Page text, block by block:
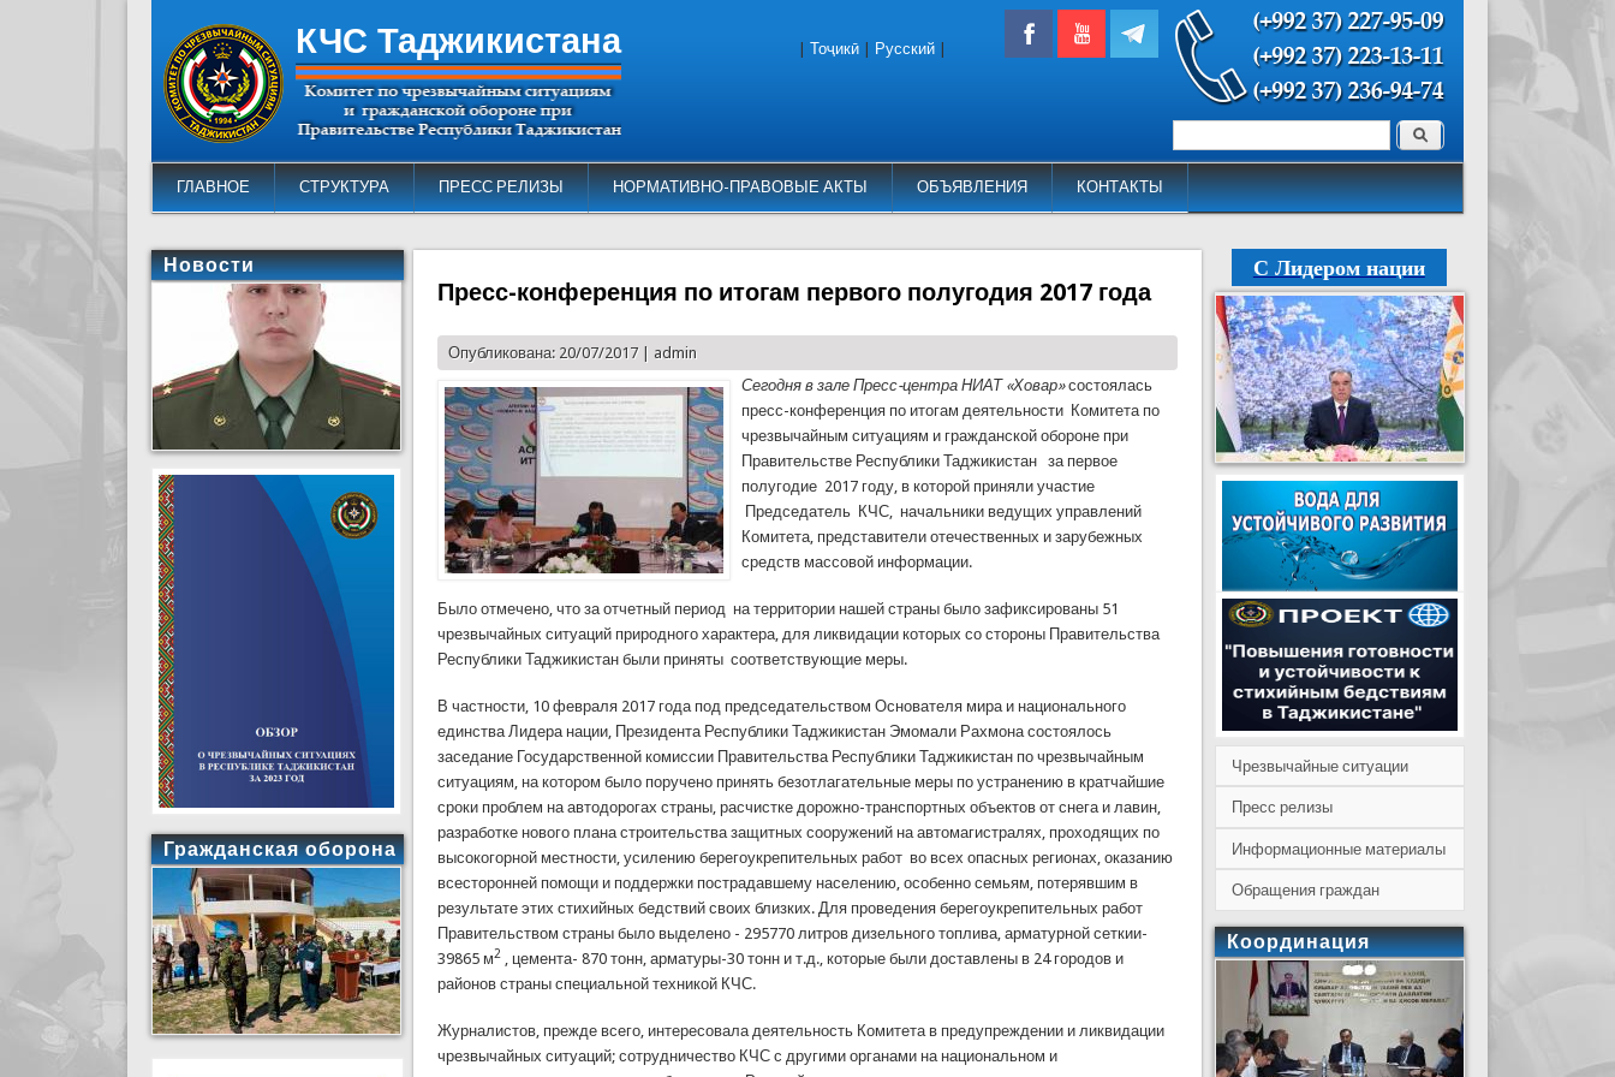
КЧС Таджикистана
ГЛАВНОЕ СТРУКТУРА ПРЕСС РЕЛИЗЫ НОРМАТИВНО-ПРАВОВЫЕ АКТЫ ОБЪЯВЛЕНИЯ КОНТАКТЫ
Форма поиска Поиск
Тоҷикӣ Русский
Пресс-конференция по итогам первого полугодия 2017 года
Опубликована: 20/07/2017 | admin
Сегодня в зале Пресс-центра НИАТ«Ховар»состоялась
пресс-конференция по итогам деятельности Комитета по
чрезвычайным ситуациям и гражданской обороне при
Правительстве Республики Таджикистан за первое
полугодие 2017 году, в которой приняли участие
Председатель КЧС, начальники ведущих управлений
Комитета, представители отечественных и зарубежных
средств массовой информации.
Было отмечено, что за отчетный период на территории нашей страны было зафиксированы 51
чрезвычайных ситуаций природного характера, для ликвидации которых со стороны Правительства
Республики Таджикистан были приняты соответствующие меры.
В частности, 10 февраля 2017 года под председательством Основателя мира и национального
единства Лидера нации, Президента Республики Таджикистан Эмомали Рахмона состоялось
заседание Государственной комиссии Правительства Республики Таджикистан по чрезвычайным
ситуациям, на котором было поручено принять безотлагательные меры по устранению в кратчайшие
сроки проблем на автодорогах страны, расчистке дорожно-транспортных объектов от снега и лавин,
разработке нового плана строительства защитных сооружений на автомагистралях, проходящих по
высокогорной местности, усилению берегоукрепительных работ во всех опасных регионах, оказанию
всесторонней помощи и поддержки пострадавшему населению, особенно семьям, потерявшим в
результате этих стихийных бедствий своих близких. Для проведения берегоукрепительных работ
Правительством страны было выделено - 295770 литров дизельного топлива, арматурной сеткии-
39865 м2 , цемента- 870 тонн, арматуры-30 тонн и т.д., которые были доставлены в 24 городов и
районов страны специальной техникой КЧС.
Журналистов, прежде всего, интересовала деятельность Комитета в предупреждении и ликвидации
чрезвычайных ситуаций; сотрудничество КЧС с другими органами на национальном и
Новости
Гражданская оборона
С Лидером нации
Чрезвычайные ситуации
Пресс релизы
Информационные материалы
Обращения граждан
Координация